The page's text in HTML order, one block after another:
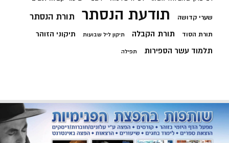
שערי קדושה תודעת הנסתר תורת הנסתר
תורת הסוד תורת הקבלה תיקון ליל שבועות תיקוני הזוהר
תלמוד עשר הספירות תפילה